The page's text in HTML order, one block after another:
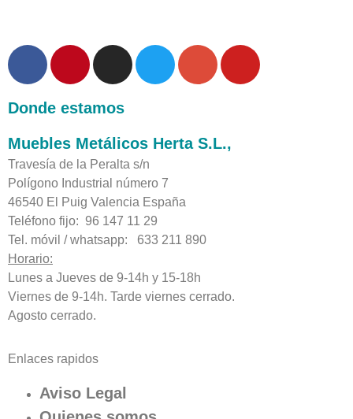
Donde estamos
Muebles Metálicos Herta S.L.,
Travesía de la Peralta s/n
Polígono Industrial número 7
46540 El Puig Valencia España
Teléfono fijo: 96 147 11 29
Tel. móvil / whatsapp: 633 211 890
Horario:
Lunes a Jueves de 9-14h y 15-18h
Viernes de 9-14h. Tarde viernes cerrado.
Agosto cerrado.
Enlaces rapidos
Aviso Legal